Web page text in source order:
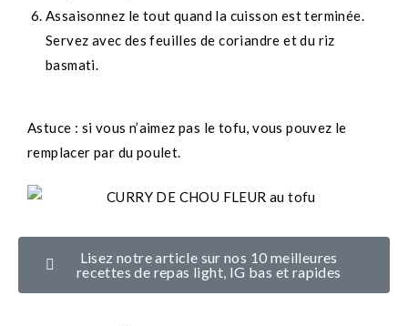
Assaisonnez le tout quand la cuisson est terminée.
Servez avec des feuilles de coriandre et du riz
basmati.
Astuce : si vous n’aimez pas le tofu, vous pouvez le
remplacer par du poulet.
Lisez notre article sur nos 10 meilleures
recettes de repas light, IG bas et rapides